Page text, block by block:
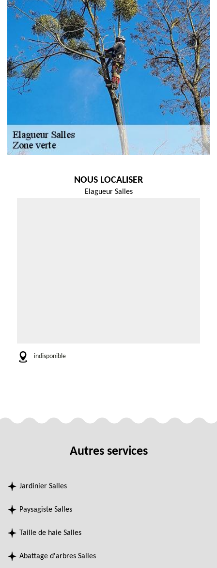
NOUS LOCALISER
Elagueur Salles
indisponible
Autres services
Jardinier Salles
Paysagiste Salles
Taille de haie Salles
Abattage d'arbres Salles